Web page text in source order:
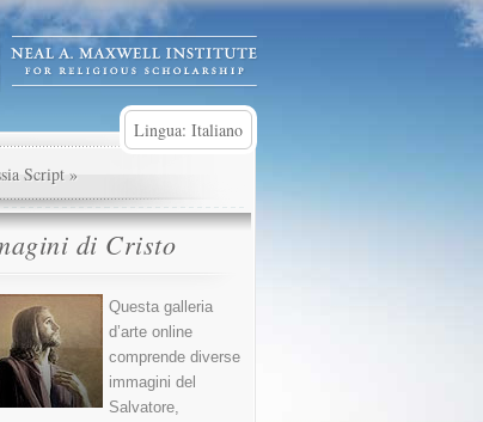
Lingua: Italiano
Script »
di Cristo
Questa galleria
d’arte online
comprende diverse
immagini del
Salvatore,